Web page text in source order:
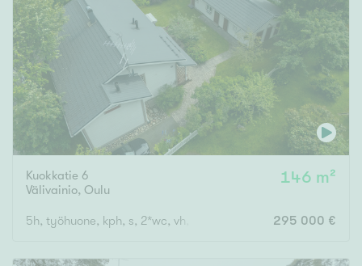
Kuokkatie 6
Välivainio, Oulu
146 m²
5h, työhuone, kph, s, 2*wc, vh, khh, aula 295 000 €